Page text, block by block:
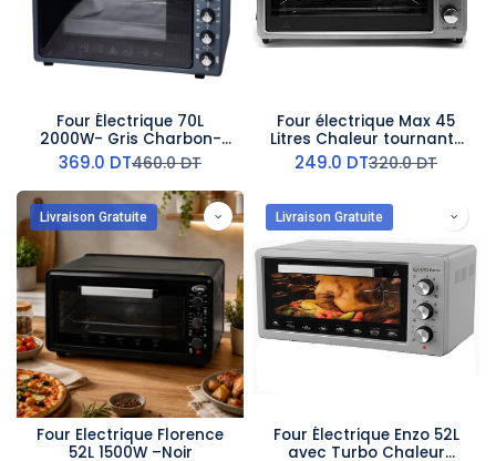
Four Électrique 70L
2000W- Gris Charbon-
Enzo
369.0 DT460.0DT
Four électrique Max 45
Litres Chaleur tournante
STAR ONE 1800W Noir
249.0 DT320.0DT
Livraison Gratuite
Four Electrique Florence
52L 1500W –Noir
Livraison Gratuite
Four Électrique Enzo 52L
avec Turbo Chaleur